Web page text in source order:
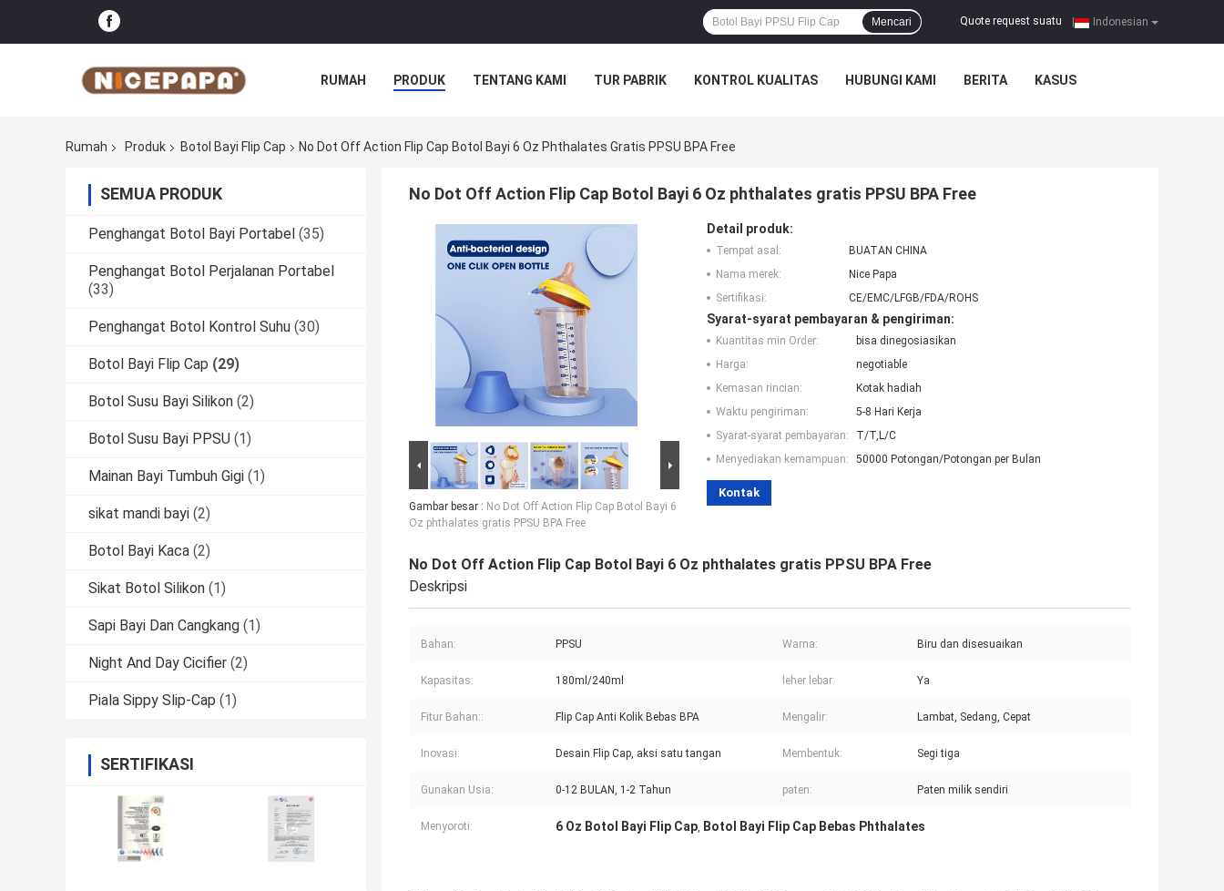
Indonesian
Quote request suatu
Mencari
RUMAH PRODUK TENTANG KAMI TUR PABRIK KONTROL KUALITAS HUBUNGI KAMI BERITA KASUS
Rumah Produk Botol Bayi Flip Cap No Dot Off Action Flip Cap Botol Bayi 6 Oz Phthalates Gratis PPSU BPA Free
SEMUA PRODUK
Penghangat Botol Bayi Portabel (35)
Penghangat Botol Perjalanan Portabel
(33)
Penghangat Botol Kontrol Suhu (30)
Botol Bayi Flip Cap (29)
Botol Susu Bayi Silikon (2)
Botol Susu Bayi PPSU (1)
Mainan Bayi Tumbuh Gigi (1)
sikat mandi bayi (2)
Botol Bayi Kaca (2)
Sikat Botol Silikon (1)
Sapi Bayi Dan Cangkang (1)
Night And Day Cicifier (2)
Piala Sippy Slip-Cap (1)
SERTIFIKASI
No Dot Off Action Flip Cap Botol Bayi 6 Oz phthalates gratis PPSU BPA Free
Gambar besar : No Dot Off Action Flip Cap Botol Bayi 6
Oz phthalates gratis PPSU BPA Free
Detail produk:
Tempat asal:
BUATAN CHINA
Nama merek:
Nice Papa
Sertifikasi:
CE/EMC/LFGB/FDA/ROHS
Syarat-syarat pembayaran & pengiriman:
Kuantitas min Order:
bisa dinegosiasikan
Harga:
negotiable
Kemasan rincian:
Kotak hadiah
Waktu pengiriman:
5-8 Hari Kerja
Syarat-syarat pembayaran:
T/T,L/C
Menyediakan kemampuan:
50000 Potongan/Potongan per Bulan
Kontak
No Dot Off Action Flip Cap Botol Bayi 6 Oz phthalates gratis PPSU BPA Free
Deskripsi
Bahan: PPSU Warna: Biru dan disesuaikan
Kapasitas: 180ml/240ml leher lebar: Ya
Fitur Bahan:: Flip Cap Anti Kolik Bebas BPA Mengalir: Lambat, Sedang, Cepat
Inovasi: Desain Flip Cap, aksi satu tangan Membentuk: Segi tiga
Gunakan Usia: 0-12 BULAN, 1-2 Tahun paten: Paten milik sendiri
Menyoroti: 6 Oz Botol Bayi Flip Cap, Botol Bayi Flip Cap Bebas Phthalates